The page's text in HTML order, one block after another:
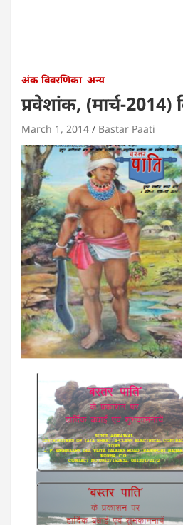
अंक विवरणिका अन्य
प्रवेशांक, (मार्च-2014)
March 1, 2014 Bastar Paati